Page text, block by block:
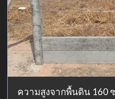
ความสูงจากพื้นดิน 160